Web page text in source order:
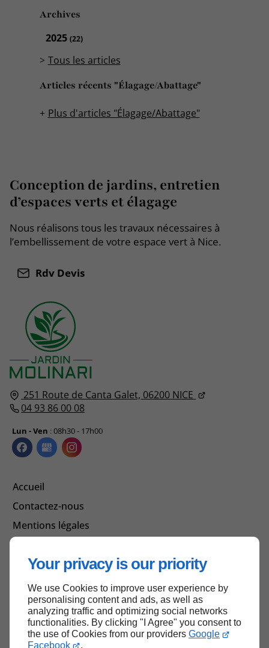
Your privacy is our priority
We use Cookies to improve user experience by
personalising content and ads, as well as
analyzing traffic and optimizing social networks
functionalities. By clicking "I Agree" you consent to
the use of Cookies from our providers Google
Facebook
.
Archives
2025 (22)
Tous les articles
Articles récents "Élagage/Abattage"
Plus d'articles "Élagage/Abattage"
251 Route de Canta Galet, 06200 NICE
04 93 86 00 08
Lun - Ven : 08h30 - 17h00
Accueil
Contactez-nous
Mentions légales
Conception de jardins, entretien
d’espaces verts et élagage
Nous réalisons tous les travaux nécessaires à
l’embellissement de votre espace vert à Nice.
Rdv Devis
Haut de page